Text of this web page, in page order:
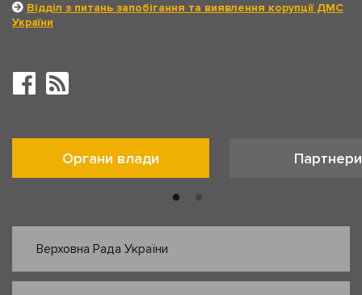
Відділ з питань запобігання та виявлення корупції ДМС
України
Органи влади Партнери
Верховна Рада України